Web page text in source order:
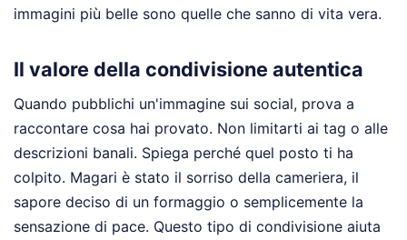
immagini più belle sono quelle che sanno di vita vera.
Il valore della condivisione autentica
Quando pubblichi un'immagine sui social, prova a
raccontare cosa hai provato. Non limitarti ai tag o alle
descrizioni banali. Spiega perché quel posto ti ha
colpito. Magari è stato il sorriso della cameriera, il
sapore deciso di un formaggio o semplicemente la
sensazione di pace. Questo tipo di condivisione aiuta